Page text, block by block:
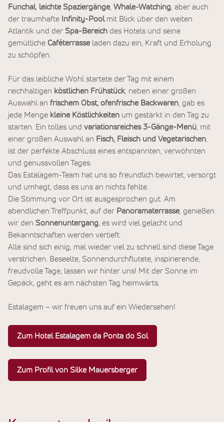
Funchal, leichte Spaziergänge, Whale-Watching, aber auch
der traumhafte Infinity-Pool mit Blick über den weiten
Atlantik und der Spa-Bereich des Hotels und seine
gemütliche Caféterrasse laden dazu ein, Kraft und Erholung
zu schöpfen.
Für das leibliche Wohl startete der Tag mit einem
reichhaltigen köstlichen Frühstück, neben einer großen
Auswahl an frischem Obst, ofenfrische Backwaren, gab es
jede Menge kleine Köstlichkeiten um gestärkt in den Tag zu
starten. Ein tolles und variationsreiches 3-Gänge-Menü, mit
einer großen Auswahl an Fisch, Fleisch und Vegetarischen,
ist der perfekte Abschluss eines entspannten, verwöhnten
und genussvollen Tages.
Das Estalagem-Team hat uns so freundlich bewirtet, versorgt
und umhegt, dass es uns an nichts fehlte.
Die Stimmung vor Ort ist ausgesprochen gut. Am
abendlichen Treffpunkt, auf der Panoramaterrasse, genießen
wir den Sonnenuntergang, es wird viel gelacht und
Bekanntschaften werden vertieft.
Alle sind sich einig, mal wieder viel zu schnell sind diese Tage
verstrichen. Beseelte, Sonnendurchflutete, inspirierende,
freudvolle Tage, lassen wir hinter uns! Mit der Sonne im
Gepäck, geht es am nächsten Tag heimwärts.
Estalagem – wir freuen uns auf ein Wiedersehen!
Zum Hotel Estalagem da Ponta do Sol
Zum Profil von Silke Mauersberger